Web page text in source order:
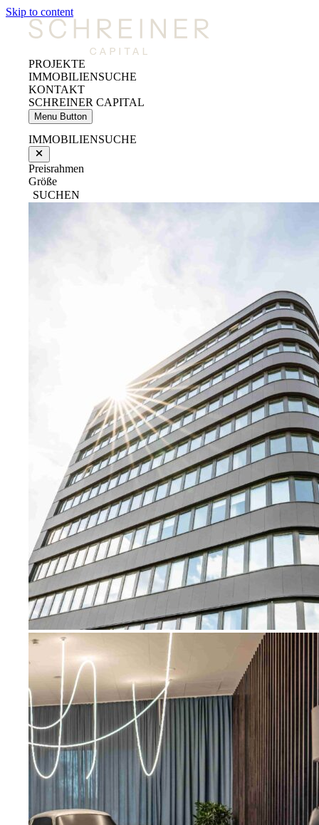
Skip to content
PROJEKTE
IMMOBILIENSUCHE
KONTAKT
SCHREINER CAPITAL
Menu Button
IMMOBILIENSUCHE
Preisrahmen
Größe
SUCHEN